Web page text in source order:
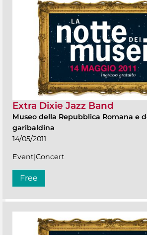
Extra Dixie Jazz Band
Museo della Repubblica Romana e
garibaldina
14/05/2011
Event|Concert
Free